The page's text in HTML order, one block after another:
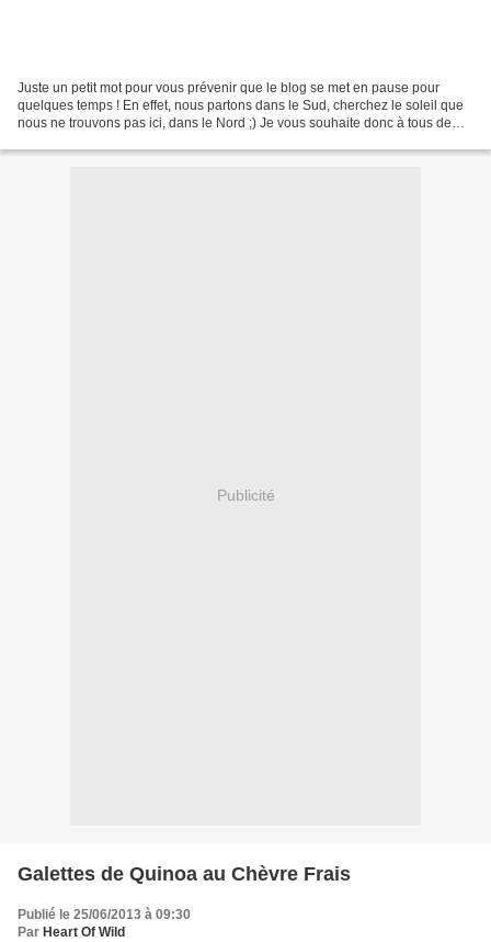
Juste un petit mot pour vous prévenir que le blog se met en pause pour
quelques temps ! En effet, nous partons dans le Sud, cherchez le soleil que
nous ne trouvons pas ici, dans le Nord ;) Je vous souhaite donc à tous de
Publicité
Galettes de Quinoa au Chèvre Frais
Publié le 25/06/2013 à 09:30
Par Heart Of Wild